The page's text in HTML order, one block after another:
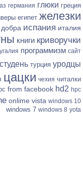
германия глюки греция
египет железки
испания италия
книги криворучки
программизм сайт
студень турция уродцы
цацки чехия читалки
from facebook hd2 hpc
onlime vista windows 10
windows 7 windows 8 yota